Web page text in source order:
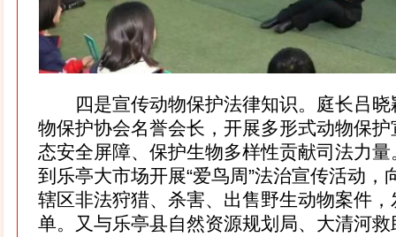
四是宣传动物保护法律知识。庭长吕
物保护协会名誉会长，开展多形式动物保
态安全屏障、保护生物多样性贡献司法力
到乐亭大市场开展“爱鸟周”法治宣传活动，
辖区非法狩猎、杀害、出售野生动物案件
单。又与乐亭县自然资源规划局、大清河